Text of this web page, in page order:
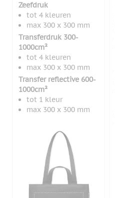
Zeefdruk
tot 4 kleuren
max 300 x 300 mm
Transferdruk 300-
1000cm²
tot 4 kleuren
max 300 x 300 mm
Transfer reflective 600-
1000cm²
tot 1 kleur
max 300 x 300 mm